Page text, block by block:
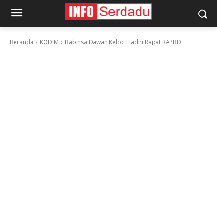
Beranda KODIM Babinsa Dawan Kelod Hadiri Rapat RAPBD